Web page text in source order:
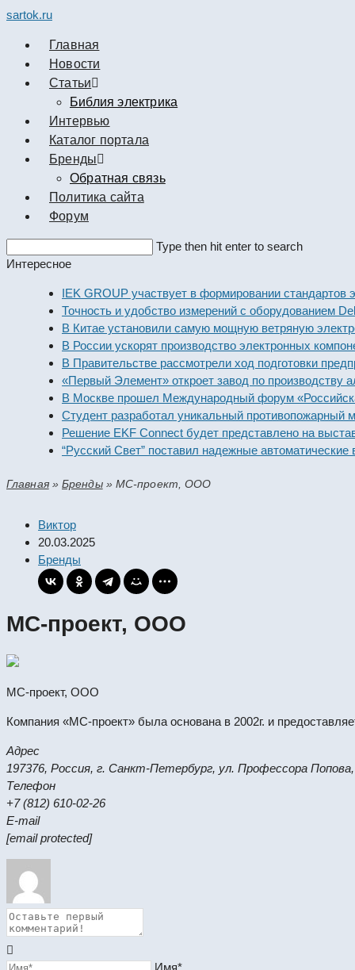
sartok.ru
Главная
Новости
Cтатьи
Библия электрика
Интервью
Каталог портала
Бренды
Обратная связь
Политика сайта
Форум
this
Type then hit enter to search
Интересное
IEK GROUP участвует в формировании стандартов
Точность и удобство измерений с оборудованием
В Китае установили самую мощную ветряную
В России ускорят производство электронных
В Правительстве рассмотрели ход подготовки
«Первый Элемент» откроет завод по производству
В Москве прошел Международный форум «Российская
Студент разработал уникальный противопожарный
Решение EKF Connect будет представлено на
“Русский Свет” поставил надежные автоматические
Главная»Бренды» МС-проект, ООО
Виктор
20.03.2025
Бренды
МС-проект, ООО
МС-проект, ООО
Компания «МС-проект» была основана в 2002г. и
Адрес
197376, Россия, г. Санкт-Петербург, ул. Профессора
Телефон
+7 (812) 610-02-26
E-mail
[email protected]